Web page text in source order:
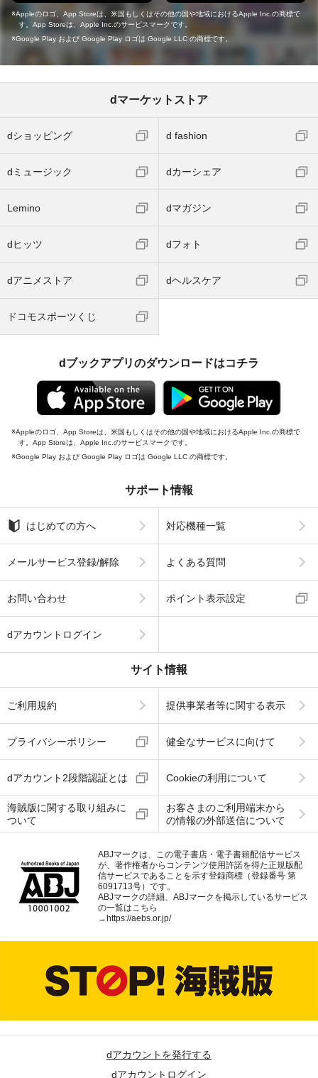
Appleのロゴ、App Storeは、米国もしくはその他の国や地域におけるApple Inc.の商標で
す。App Storeは、Apple Inc.のサービスマークです。
Google Play および Google Play ロゴは Google LLC の商標です。
dマーケットストア
dショッピング d fashion
dミュージック dカーシェア
Lemino dマガジン
dヒッツ dフォト
dアニメストア dヘルスケア
ドコモスポーツくじ
dブックアプリのダウンロードはコチラ
Appleのロゴ、App Storeは、米国もしくはその他の国や地域におけるApple Inc.の商標で
す。App Storeは、Apple Inc.のサービスマークです。
Google Play および Google Play ロゴは Google LLC の商標です。
サポート情報
はじめての方へ 対応機種一覧
メールサービス登録/解除 よくある質問
お問い合わせ ポイント表示設定
dアカウントログイン
サイト情報
ご利用規約 提供事業者等に関する表示
プライバシーポリシー 健全なサービスに向けて
dアカウント2段階認証とは Cookieの利用について
海賊版に関する取り組みに
ついて
お客さまのご利用端末から
の情報の外部送信について
ABJマークは、この電子書店・電子書籍配信サービス
が、著作権者からコンテンツ使用許諾を得た正規版配
信サービスであることを示す登録商標（登録番号 第
6091713号）です。
ABJマークの詳細、ABJマークを掲示しているサービス
の一覧はこちら
→ https://aebs.or.jp/
dアカウントを発行する
dアカウントログイン